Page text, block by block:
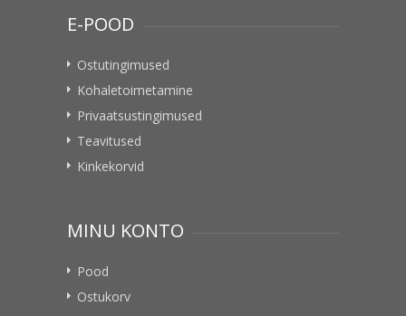
E-POOD
Ostutingimused
Kohaletoimetamine
Privaatsustingimused
Teavitused
Kinkekorvid
MINU KONTO
Pood
Ostukorv